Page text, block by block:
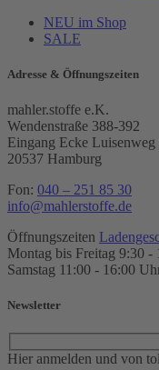
NEU im Shop
SALE
Adresse & Öffnungszeiten
mahler.stoffe e.K.
Wendenstraße 388-392
Eingang Ecke Luisenweg
20537 Hamburg
Fon: 040 – 251 85 30
info@mahlerstoffe.de
Öffnungszeiten
Montag bis Freitag 9:30 -
Samstag 11:00 - 16:00
Newsletter
Hier anmelden und von